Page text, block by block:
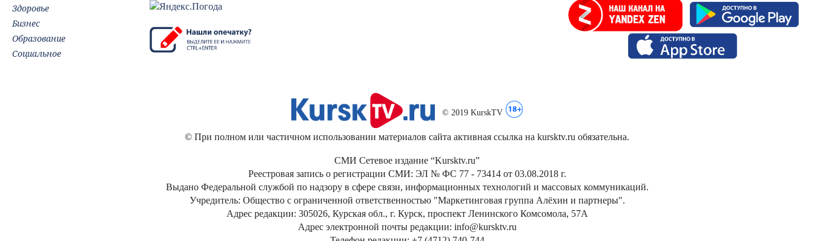
Здоровье
Бизнес
Образование
Социальное
© 2019 KurskTV
© При полном или частичном использовании материалов сайта активная ссылка на kursktv.ru обязательна.
СМИ Сетевое издание “Kursktv.ru”
Реестровая запись о регистрации СМИ: ЭЛ № ФС 77 - 73414 от 03.08.2018 г.
Выдано Федеральной службой по надзору в сфере связи, информационных технологий и массовых коммуникаций.
Учредитель: Общество с ограниченной ответственностью "Маркетинговая группа Алёхин и партнеры".
Адрес редакции: 305026, Курская обл., г. Курск, проспект Ленинского Комсомола, 57А
Адрес электронной почты редакции: info@kursktv.ru